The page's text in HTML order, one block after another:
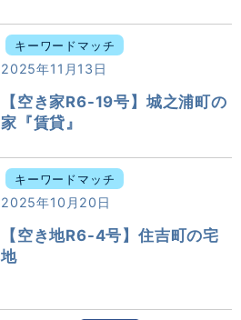
キーワードマッチ
2025年11月13日
【空き家R6-19号】城之浦町の
家『賃貸』
キーワードマッチ
2025年10月20日
【空き地R6-4号】住吉町の宅
地